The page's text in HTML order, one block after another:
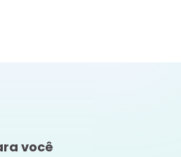
você